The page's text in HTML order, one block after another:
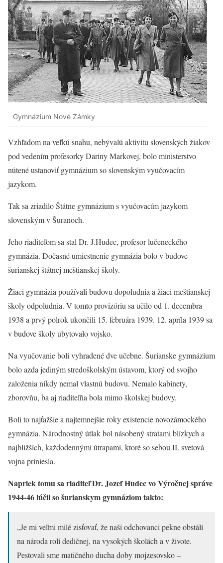
Gymnázium Nové Zámky
Vzhľadom na veľkú snahu, nebývalú aktivitu slovenských žiakov
pod vedením profesorky Dariny Markovej, bolo ministerstvo
nútené ustanoviť gymnázium so slovenským vyučovacím
jazykom.
Tak sa zriadilo Štátne gymnázium s vyučovacím jazykom
slovenským v Šuranoch.
Jeho riaditeľom sa stal Dr. J.Hudec, profesor lučeneckého
gymnázia. Dočasné umiestnenie gymnázia bolo v budove
šurianskej štátnej meštianskej školy.
Žiaci gymnázia používali budovu dopoludnia a žiaci meštianskej
školy odpoludnia. V tomto provizóriu sa učilo od 1. decembra
1938 a prvý polrok ukončili 15. februára 1939. 12. apríla 1939 sa
v budove školy ubytovalo vojsko.
Na vyučovanie boli vyhradené dve učebne. Šurianske gymnázium
bolo azda jediným stredoškolským ústavom, ktorý od svojho
založenia nikdy nemal vlastnú budovu. Nemalo kabinety,
zborovňu, ba aj riaditeľňa bola mimo školskej budovy.
Boli to najťažšie a najtemnejšie roky existencie novozámockého
gymnázia. Národnostný útlak bol násobený stratami blízkych a
najbližších, každodennými útrapami, ktoré so sebou II. svetová
vojna priniesla.
Napriek tomu sa riaditeľ Dr. Jozef Hudec vo Výročnej správe
1944-46 lúčil so šurianskym gymnáziom takto:
„Je mi veľmi milé zisťovať, že naši odchovanci pekne obstáli
na národa roli dedičnej, na vysokých školách a v živote.
Pestovali sme matičného ducha doby mojzesovsko –